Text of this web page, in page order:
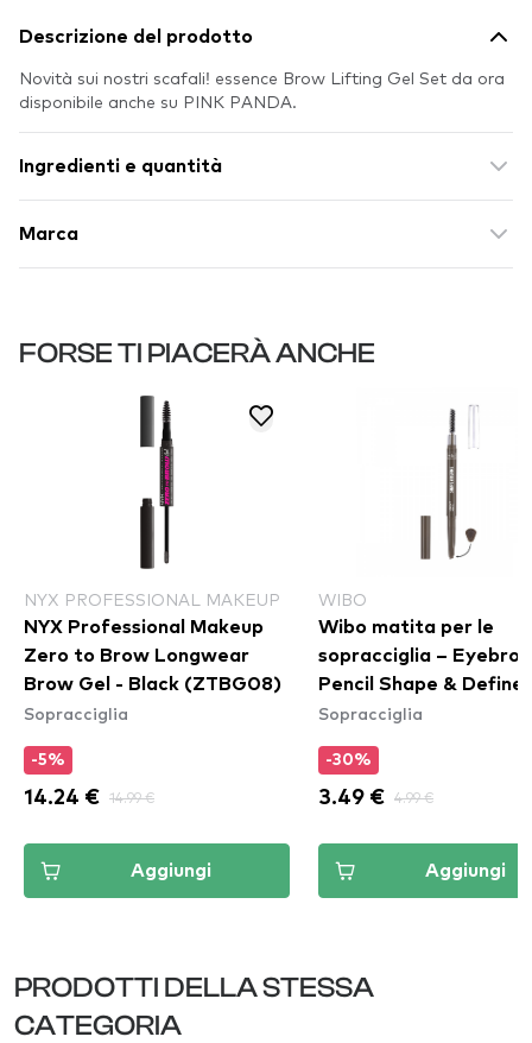
Descrizione del prodotto
Novità sui nostri scafali! essence Brow Lifting Gel Set da ora
disponibile anche su PINK PANDA.
Ingredienti e quantità
Marca
FORSE TI PIACERÀ ANCHE
NYX PROFESSIONAL MAKEUP
NYX Professional Makeup
Zero to Brow Longwear
Brow Gel - Black (ZTBG08)
Sopracciglia
-5%
14.24 € 14.99 €
Aggiungi
WIBO
Wibo matita per le
sopracciglia – Eyebrow
Pencil Shape & Define
Sopracciglia
-30%
3.49 € 4.99 €
Aggiungi
PRODOTTI DELLA STESSA
CATEGORIA